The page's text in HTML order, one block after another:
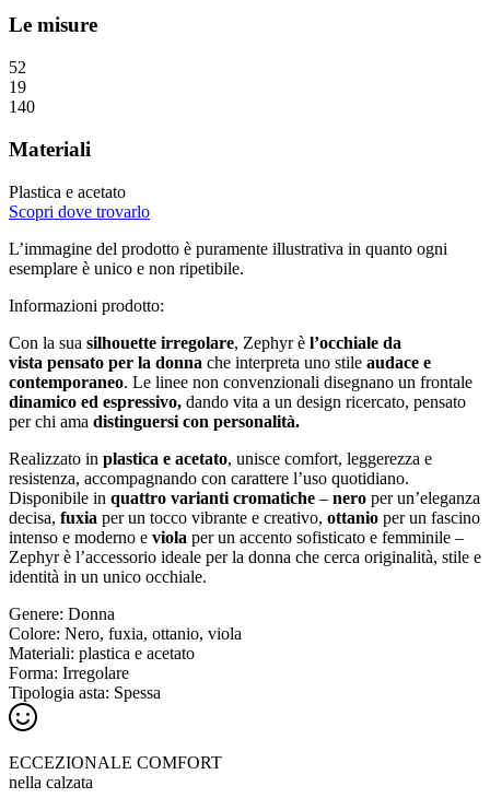
Le misure
52
19
140
Materiali
Plastica e acetato
Scopri dove trovarlo
L’immagine del prodotto è puramente illustrativa in quanto ogni
esemplare è unico e non ripetibile.
Informazioni prodotto:
Con la sua silhouette irregolare, Zephyr è l’occhiale da
vista pensato per la donna che interpreta uno stile audace e
contemporaneo. Le linee non convenzionali disegnano un frontale
dinamico ed espressivo, dando vita a un design ricercato, pensato
per chi ama distinguersi con personalità.
Realizzato in plastica e acetato, unisce comfort, leggerezza e
resistenza, accompagnando con carattere l’uso quotidiano.
Disponibile in quattro varianti cromatiche – nero per un’eleganza
decisa, fuxia per un tocco vibrante e creativo, ottanio per un fascino
intenso e moderno e viola per un accento sofisticato e femminile –
Zephyr è l’accessorio ideale per la donna che cerca originalità, stile e
identità in un unico occhiale.
Genere: Donna
Colore: Nero, fuxia, ottanio, viola
Materiali: plastica e acetato
Forma: Irregolare
Tipologia asta: Spessa
ECCEZIONALE COMFORT
nella calzata